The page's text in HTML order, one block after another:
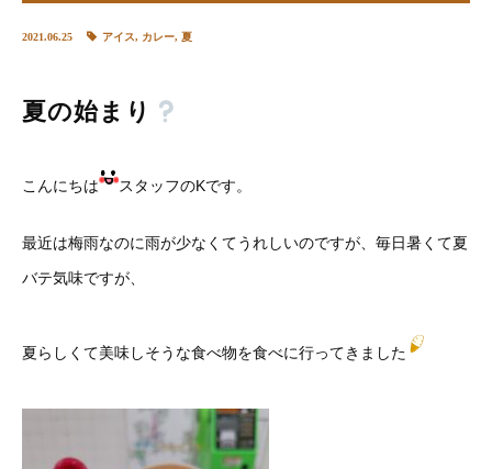
2021.06.25 アイス, カレー, 夏
夏の始まり
こんにちは スタッフのKです。
最近は梅雨なのに雨が少なくてうれしいのですが、毎日暑くて夏
バテ気味ですが、
夏らしくて美味しそうな食べ物を食べに行ってきました